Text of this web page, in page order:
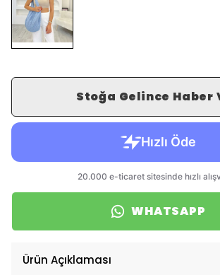
Stoğa Gelince Haber
WHATSAPP
Ürün Açıklaması